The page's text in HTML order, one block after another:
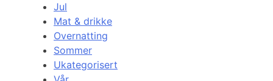
Jul
Mat & drikke
Overnatting
Sommer
Ukategorisert